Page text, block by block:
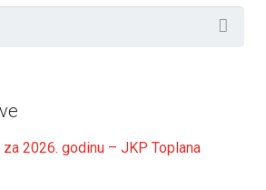
za 2026. godinu – JKP Toplana